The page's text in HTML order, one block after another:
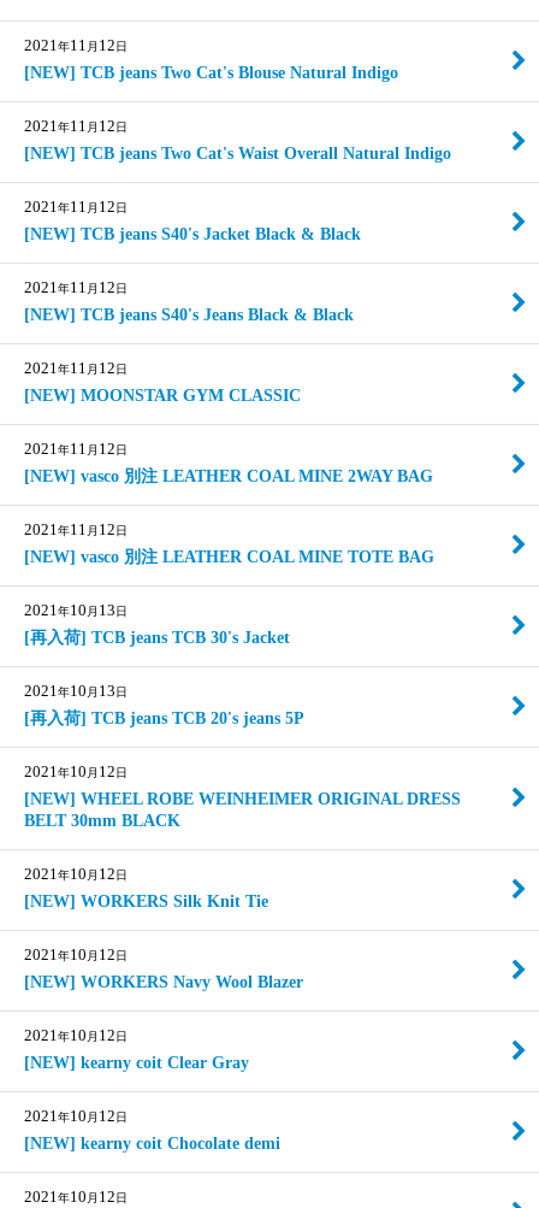
2021年11 月 12日
[NEW] TCB jeans Two Cat's Blouse Natural Indigo
2021年11 月 12日
[NEW] TCB jeans Two Cat's Waist Overall Natural Indigo
2021年11 月 12日
[NEW] TCB jeans S40's Jacket Black & Black
2021年11 月 12日
[NEW] TCB jeans S40's Jeans Black & Black
2021年11 月 12日
[NEW] MOONSTAR GYM CLASSIC
2021年11 月 12日
[NEW] vasco 別注 LEATHER COAL MINE 2WAY BAG
2021年11 月 12日
[NEW] vasco 別注 LEATHER COAL MINE TOTE BAG
2021年10 月 13日
[再入荷] TCB jeans TCB 30's Jacket
2021年10 月 13日
[再入荷] TCB jeans TCB 20's jeans 5P
2021年10 月 12日
[NEW] WHEEL ROBE WEINHEIMER ORIGINAL DRESS
BELT 30mm BLACK
2021年10 月 12日
[NEW] WORKERS Silk Knit Tie
2021年10 月 12日
[NEW] WORKERS Navy Wool Blazer
2021年10 月 12日
[NEW] kearny coit Clear Gray
2021年10 月 12日
[NEW] kearny coit Chocolate demi
2021年10 月 12日